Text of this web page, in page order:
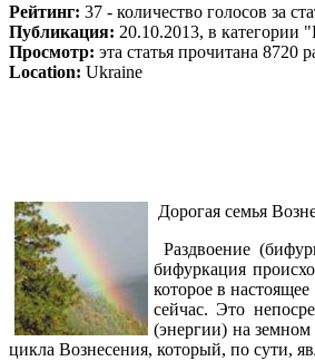
Рейтинг: 37 - количество голосов за
Публикация: 20.10.2013, в категории
Просмотр: эта статья прочитана 8720
Location: Ukraine
Дорогая семья
Раздвоение
бифуркация
которое в
сейчас. Это
(энергии) на
цикла Вознесения, который, по сути,